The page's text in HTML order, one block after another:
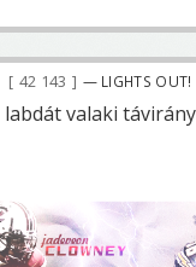
42 143 — LIGHTS OUT!
labdát valaki